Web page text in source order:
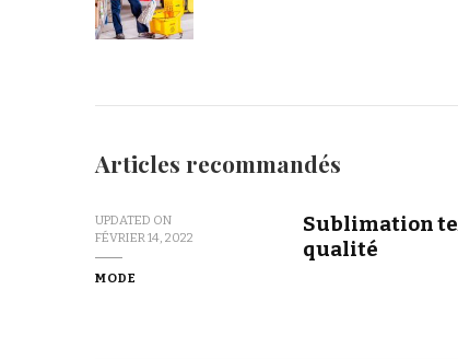
Articles recommandés
UPDATED ON
FÉVRIER 14, 2022
MODE
Sublimation
qualité